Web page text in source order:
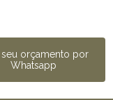
seu orçamento por
Whatsapp